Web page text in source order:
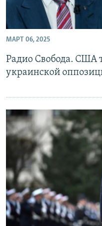
МАРТ 06, 2025
Радио Свобода. США
украинской